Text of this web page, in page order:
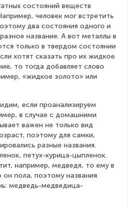
состояний веществ
человек мог встретить
два состояния одного и
название. А вот металлы в
только в твердом состоянии
хотят сказать про их жидкое
то тогда добавляет слово
«жидкое золото» или
если проанализируем
в случае с домашними
важен не только вид
поэтому для самки,
разные названия.
петух-курица-цыпленок.
например, медведя, то ему в
пола, поэтому названия
медведь-медведица-